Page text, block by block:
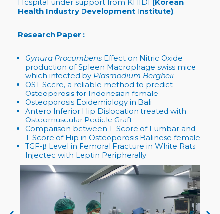
Hospital under support from KHIDI (Korean
Health Industry Development Institute).
Research Paper :
Gynura Procumbens Effect on Nitric Oxide
production of Spleen Macrophage swiss mice
which infected by Plasmodium Bergheii
OST Score, a reliable method to predict
Osteoporosis for Indonesian female
Osteoporosis Epidemiology in Bali
Antero Inferior Hip Dislocation treated with
Osteomuscular Pedicle Graft
Comparison between T-Score of Lumbar and
T-Score of Hip in Osteoporosis Balinese female
TGF-β Level in Femoral Fracture in White Rats
Injected with Leptin Peripherally